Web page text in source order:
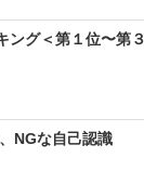
ング＜第１位〜第
NGな自己認識